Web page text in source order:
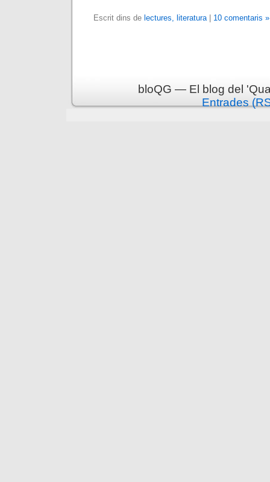
Escrit dins de lectures, literatura| 10 comentaris »
bloQG — El blog del
Entrades